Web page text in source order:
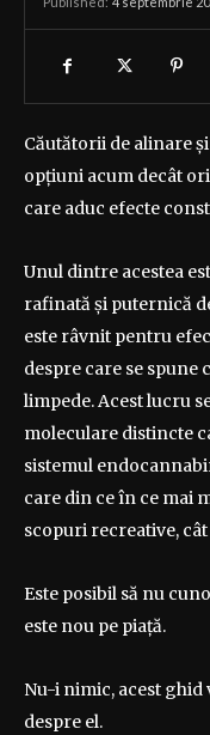
Căutătorii de alinare
opțiuni acum decât
care aduc efecte
Unul dintre acestea
rafinată și puternică
este râvnit pentru
despre care se spune
limpede. Acest lucru
moleculare distincte
sistemul
care din ce în ce mai
scopuri recreative,
Este posibil să nu
este nou pe piață.
Nu-i nimic, acest ghid
despre el.